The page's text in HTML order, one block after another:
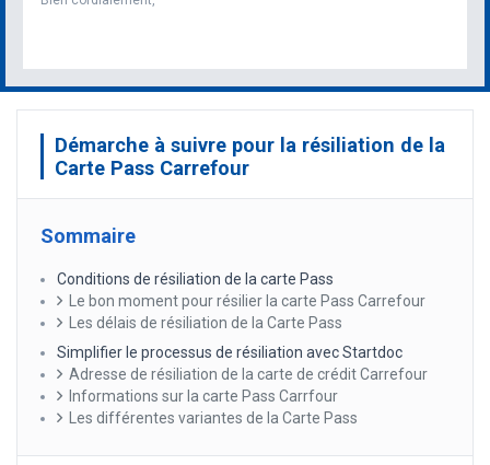
Démarche à suivre pour la résiliation de la
Carte Pass Carrefour
Sommaire
Conditions de résiliation de la carte Pass
Le bon moment pour résilier la carte Pass Carrefour
Les délais de résiliation de la Carte Pass
Simplifier le processus de résiliation avec Startdoc
Adresse de résiliation de la carte de crédit Carrefour
Informations sur la carte Pass Carrfour
Les différentes variantes de la Carte Pass